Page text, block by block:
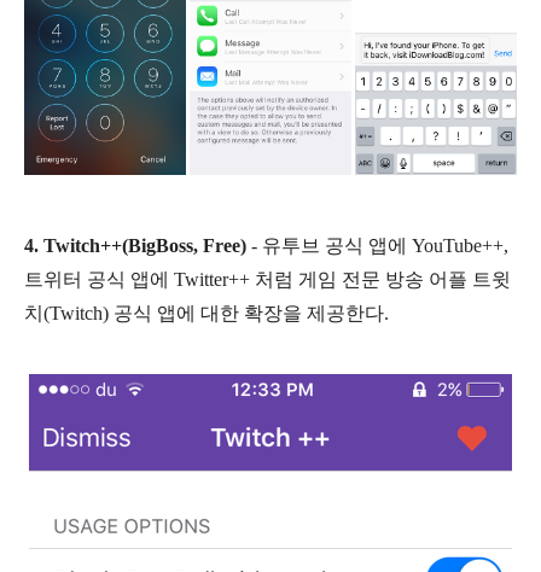
4. Twitch++(BigBoss, Free) - 유투브 공식 앱에 YouTube++,
트위터 공식 앱에 Twitter++ 처럼 게임 전문 방송 어플 트윗
치(Twitch) 공식 앱에 대한 확장을 제공한다.